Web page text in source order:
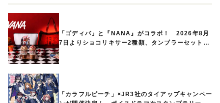
「ゴディバ」と『NANA』がコラボ！ 2026年8月
7日よりショコリキサー2種類、タンブラーセットな
「カラフルピーチ」×JR3社のタイアップキャンペー